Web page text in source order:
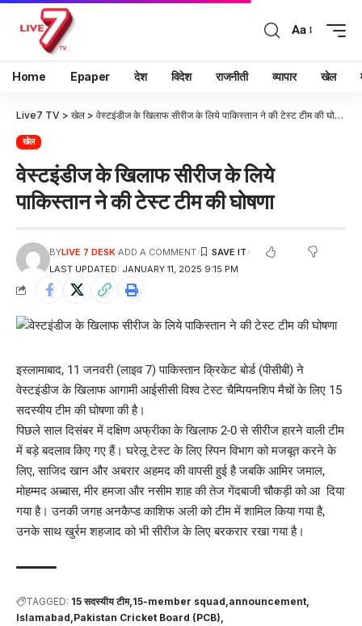
Aa
Home Epaper देश विदेश राजनीती व्यापार खेल
Live7 TV > खेल > वेस्टइंडीज के खिलाफ सीरीज के लिये पाकिस्तान ने की टेस्ट टीम की घोषणा
खेल
वेस्टइंडीज के खिलाफ सीरीज के लिये
पाकिस्तान ने की टेस्ट टीम की घोषणा
LAST UPDATED: JANUARY 11, 2025 9:15 PM
BYLIVE 7 DESK ADD A COMMENT
इस्लामाबाद, 11 जनवरी (लाइव 7) पाकिस्तान क्रिकेट बोर्ड (पीसीबी) ने
वेस्टइंडीज के खिलाफ आगामी आईसीसी विश्व टेस्ट चैम्पियनशिप मैचों के लिए 15
सदस्यीय टीम की घोषणा की है।
पिछले साल दिसंबर में दक्षिण अफ्रीका के खिलाफ 2-0 से सीरीज हारने वाली टीम
में बड़े बदलाव किए गए हैं। घरेलू टेस्ट के लिए स्पिन विभाग को मजबूत करने के
लिए, साजिद खान और अबरार अहमद की वापसी हुई है जबकि आमिर जमाल,
मोहम्मद अब्बास, मीर हमजा और नसीम शाह की तेज गेंदबाजी चौकड़ी को आ दिया
गया है। उनकी जगह अनकैप्ड काशिफ अली को टीम में शामिल किया गया है,
उनके साथ खुर्रम शहजाद को भी सीरीज के लिए बरकरार रखा गया है।
TAGGED: 15 सदस्यीय टीम 15-member squad announcement
Islamabad Pakistan Cricket Board (PCB)